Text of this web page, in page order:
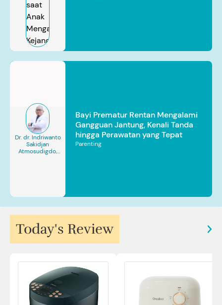
Dr. dr. Indriwanto
Sakidjan
Atmosudigdo,
Bayi Prematur Rentan Mengalami
Gangguan Jantung, Kenali Tanda
hingga Perawatan yang Tepat
Parenting
Today's Review